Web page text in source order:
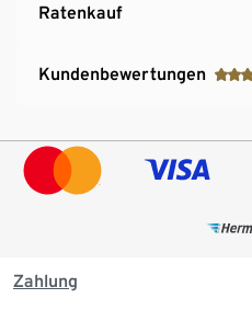
Ratenkauf
Kundenbewertungen
Zahlung